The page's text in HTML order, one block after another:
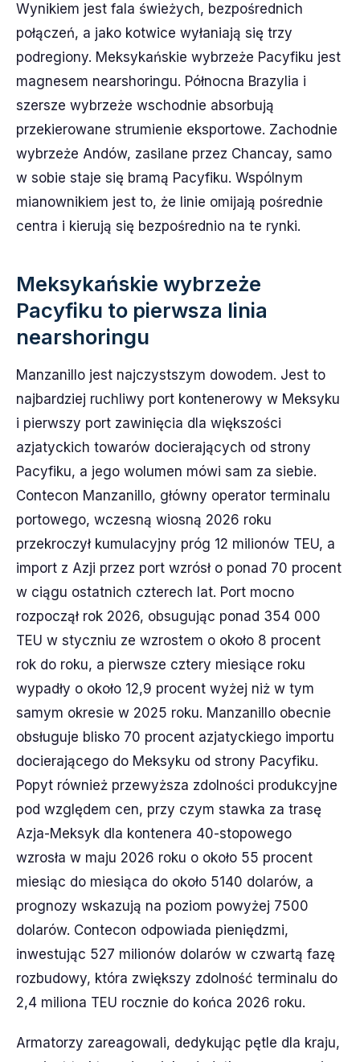
Wynikiem jest fala świeżych, bezpośrednich
połączeń, a jako kotwice wyłaniają się trzy
podregiony. Meksykańskie wybrzeże Pacyfiku jest
magnesem nearshoringu. Północna Brazylia i
szersze wybrzeże wschodnie absorbują
przekierowane strumienie eksportowe. Zachodnie
wybrzeże Andów, zasilane przez Chancay, samo
w sobie staje się bramą Pacyfiku. Wspólnym
mianownikiem jest to, że linie omijają pośrednie
centra i kierują się bezpośrednio na te rynki.
Meksykańskie wybrzeże
Pacyfiku to pierwsza linia
nearshoringu
Manzanillo jest najczystszym dowodem. Jest to
najbardziej ruchliwy port kontenerowy w Meksyku
i pierwszy port zawinięcia dla większości
azjatyckich towarów docierających od strony
Pacyfiku, a jego wolumen mówi sam za siebie.
Contecon Manzanillo, główny operator terminalu
portowego, wczesną wiosną 2026 roku
przekroczył kumulacyjny próg 12 milionów TEU, a
import z Azji przez port wzrósł o ponad 70 procent
w ciągu ostatnich czterech lat. Port mocno
rozpoczął rok 2026, obsugując ponad 354 000
TEU w styczniu ze wzrostem o około 8 procent
rok do roku, a pierwsze cztery miesiące roku
wypadły o około 12,9 procent wyżej niż w tym
samym okresie w 2025 roku. Manzanillo obecnie
obsługuje blisko 70 procent azjatyckiego importu
docierającego do Meksyku od strony Pacyfiku.
Popyt również przewyższa zdolności produkcyjne
pod względem cen, przy czym stawka za trasę
Azja-Meksyk dla kontenera 40-stopowego
wzrosła w maju 2026 roku o około 55 procent
miesiąc do miesiąca do około 5140 dolarów, a
prognozy wskazują na poziom powyżej 7500
dolarów. Contecon odpowiada pieniędzmi,
inwestując 527 milionów dolarów w czwartą fazę
rozbudowy, która zwiększy zdolność terminalu do
2,4 miliona TEU rocznie do końca 2026 roku.
Armatorzy zareagowali, dedykując pętle dla kraju,